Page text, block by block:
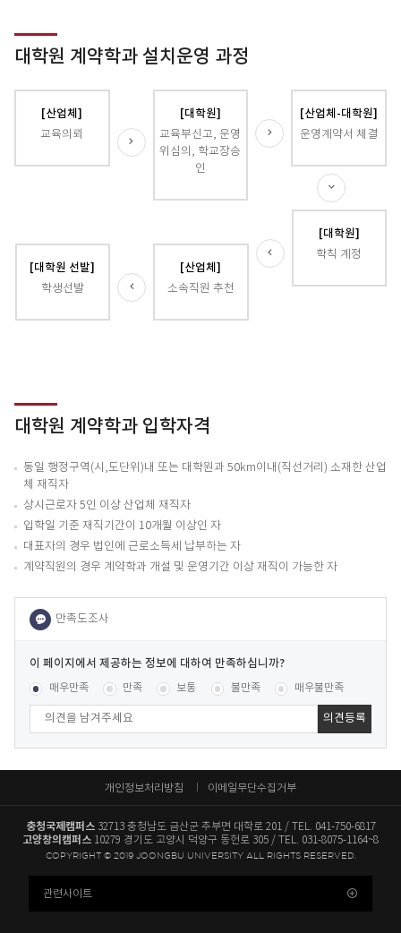
대학원 계약학과 설치운영 과정
[산업체]
교육의뢰
[대학원]
교육부신고, 운영
위심의, 학교장승
인
[산업체-대학원]
운영계약서 체결
[대학원]
학칙 계정
[산업체]
소속직원 추천
[대학원 선발]
학생선발
대학원 계약학과 입학자격
동일 행정구역(시,도단위)내 또는 대학원과 50km이내(직선거리) 소재한 산업
체 재직자
상시근로자 5인 이상 산업체 재직자
입학일 기준 재직기간이 10개월 이상인 자
대표자의 경우 법인에 근로소득세 납부하는 자
계약직원의 경우 계약학과 개설 및 운영기간 이상 재직이 가능한 자
이
페
이
에
서
정
콘텐츠 만족도 조사 [평균 1.00 점 / 명 참여]
매우만족 만족 보통 불만족 매우불만족
개인정보처리방침 이메일무단수집거부
관련사이트
충청국제캠퍼스 32713 충청남도 금산군 추부면 대학로 201 TEL. 041-750-6817
고양창의캠퍼스 10279 경기도 고양시 덕양구 동헌로 305 TEL. 031-8075-1164~8
COPYRIGHT © 2019 JOONGBU UNIVERSITY ALL RIGHTS RESERVED.